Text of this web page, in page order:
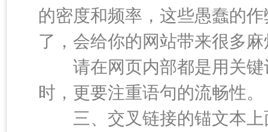
的密度和频率，这些愚蠢的
了，会给你的网站带来很多麻
请在网页内部都是用关键
时，更要注重语句的流畅性。
三、交叉链接的锚文本上